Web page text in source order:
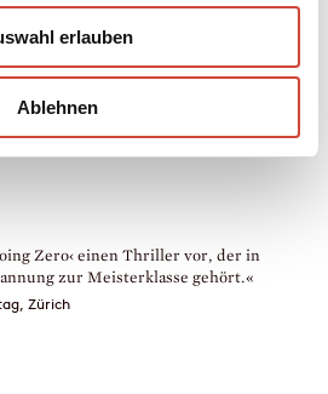
erlauben
Ablehnen
Drucken
Zero‹ einen Thriller vor, der in
zur Meisterklasse gehört.«
Zürich